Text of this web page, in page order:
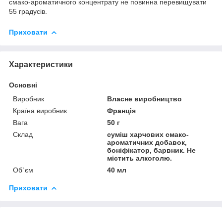
смако-ароматичного концентрату не повинна перевищувати
55 градусів.
Приховати
Характеристики
Основні
Виробник
Власне виробництво
Країна виробник
Франція
Вага
50 г
Склад
суміш харчових смако-
ароматичних добавок,
боніфікатор, барвник. Не
містить алкоголю.
Об`єм
40 мл
Приховати